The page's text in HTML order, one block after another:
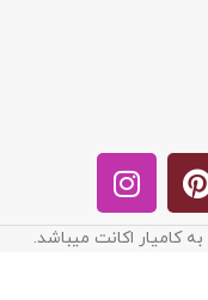
کامیار اکانت میباشد.